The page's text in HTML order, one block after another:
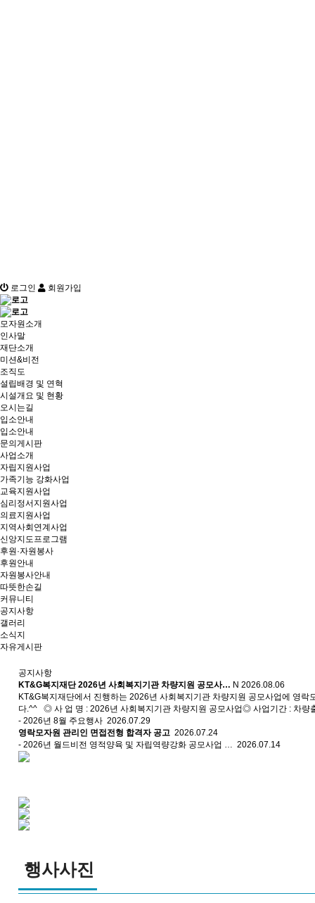
로그인 회원가입
모자원소개
인사말
재단소개
미션&비전
조직도
설립배경 및 연혁
시설개요 및 현황
오시는길
입소안내
입소안내
문의게시판
사업소개
자립지원사업
가족기능 강화사업
교육지원사업
심리정서지원사업
의료지원사업
지역사회연계사업
신앙지도프로그램
후원·자원봉사
후원안내
자원봉사안내
따뜻한손길
커뮤니티
공지사항
갤러리
소식지
자유게시판
공지사항
KT&G복지재단 2026년 사회복지기관 차량지원 공모사… N 2026.08.06
KT&G복지재단에서 진행하는 2026년 사회복지기관 차량지원 공모사업에 영
다.^^ ◎ 사 업 명 : 2026년 사회복지기관 차량지원 공모사업◎ 사업기간 : 차
- 2026년 8월 주요행사 2026.07.29
영락모자원 관리인 면접전형 합격자 공고 2026.07.24
- 2026년 월드비전 영적양육 및 자립역량강화 공모사업 … 2026.07.14
행사사진